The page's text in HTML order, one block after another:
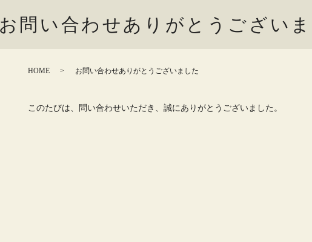
お問い合わせありがとうござい
HOME お問い合わせありがとうございました
このたびは、問い合わせいただき、誠にありがとうございました。